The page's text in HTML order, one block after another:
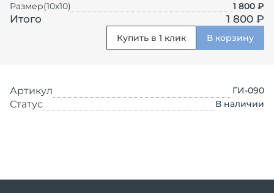
Размер(10х10) 1 800 ₽
Итого 1 800 ₽
Купить в 1 клик В корзину
Артикул ГИ-090
Статус В наличии